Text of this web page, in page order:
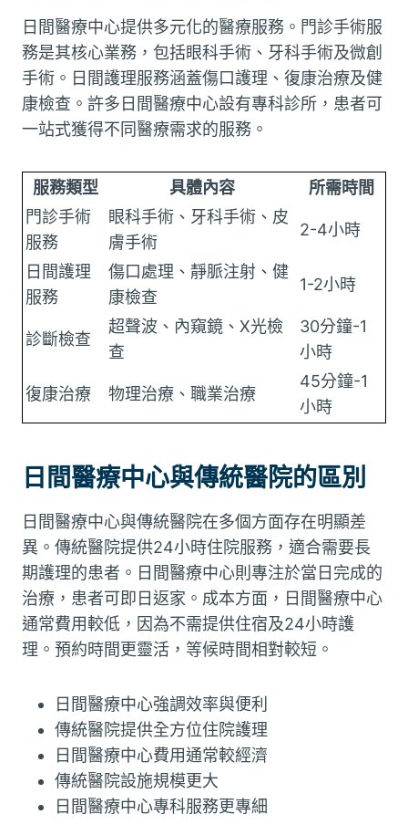
日間醫療中心提供多元化的醫療服務。門診手術服
務是其核心業務，包括眼科手術、牙科手術及微創
手術。日間護理服務涵蓋傷口護理、復康治療及健
康檢查。許多日間醫療中心設有專科診所，患者可
一站式獲得不同醫療需求的服務。
服務類型 具體內容
所需時間
門診手術
服務
眼科手術、牙科手術、皮
膚手術
2-4小時
日間護理
服務
傷口處理、靜脈注射、健
康檢查
1-2小時
診斷檢查
超聲波、內窺鏡、X光檢
查
30分鐘-1
小時
復康治療 物理治療、職業治療
45分鐘-1
小時
日間醫療中心與傳統醫院的區別
日間醫療中心與傳統醫院在多個方面存在明顯差
異。傳統醫院提供24小時住院服務，適合需要長
期護理的患者。日間醫療中心則專注於當日完成的
治療，患者可即日返家。成本方面，日間醫療中心
通常費用較低，因為不需提供住宿及24小時護
理。預約時間更靈活，等候時間相對較短。
日間醫療中心強調效率與便利
傳統醫院提供全方位住院護理
日間醫療中心費用通常較經濟
傳統醫院設施規模更大
日間醫療中心專科服務更專細